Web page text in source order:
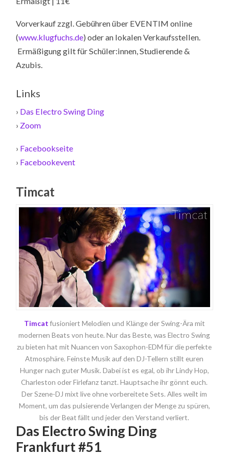
Vorverkauf zzgl. Gebühren über EVENTIM online
(www.klugfuchs.de) oder an lokalen Verkaufsstellen.
Ermäßigung gilt für Schüler:innen, Studierende &
Azubis.
Links
› Das Electro Swing Ding
› Zoom
› Facebookseite
› Facebookevent
Timcat
Timcatfusioniert Melodien und Klänge der Swing-Ära mit
modernen Beats von heute. Nur das Beste, was Electro Swing
zu bieten hat mit Nuancen von Saxophon-EDM für die perfekte
Atmosphäre. Feinste Musik auf den DJ-Tellern stillt euren
Hunger nach guter Musik. Dabei ist es egal, ob ihr Lindy Hop,
Charleston oder Firlefanz tanzt. Hauptsache ihr gönnt euch.
Der Szene-DJ mixt live ohne vorbereitete Sets. Alles weilt im
Moment, um das pulsierende Verlangen der Menge zu spüren,
bis der Beat fällt und jeder den Verstand verliert.
Das Electro Swing Ding
Frankfurt #51